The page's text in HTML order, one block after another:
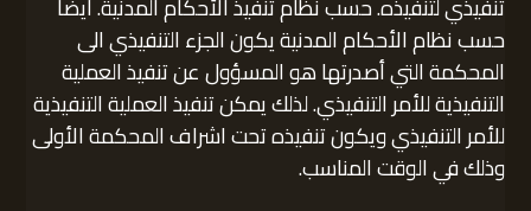
حسب نظام الأحكام المدنية يكون الجزء التنفيذي الى
المحكمة التي أصدرتها هو المسؤول عن تنفيذ العملية
التنفيذية للأمر التنفيذي. لذلك يمكن تنفيذ العملية التنفيذية
للأمر التنفيذي ويكون تنفيذه تحت اشراف المحكمة الأولى
وذلك في الوقت المناسب.